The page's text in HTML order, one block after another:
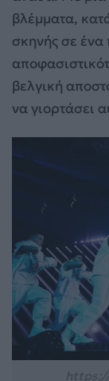
βλέμματα,
σκηνής σε ένα
βελγική
να γιορτάσει